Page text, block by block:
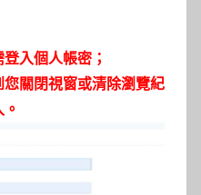
入個人帳密；
關閉視窗或清除瀏覽紀